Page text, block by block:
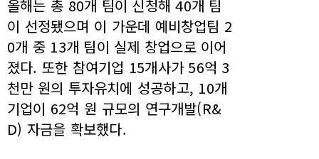
올해는 총 80개 팀이 신청해 40개 팀
이 선정됐으며 이 가운데 예비창업팀 2
0개 중 13개 팀이 실제 창업으로 이어
졌다. 또한 참여기업 15개사가 56억 3
천만 원의 투자유치에 성공하고, 10개
기업이 62억 원 규모의 연구개발(R&
D) 자금을 확보했다.